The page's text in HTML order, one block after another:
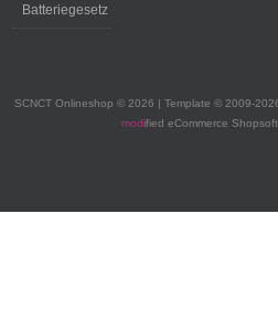
Batteriegesetz
SCNCT Onlineshop © 2026 | Template © 2009-
modified eCommerce